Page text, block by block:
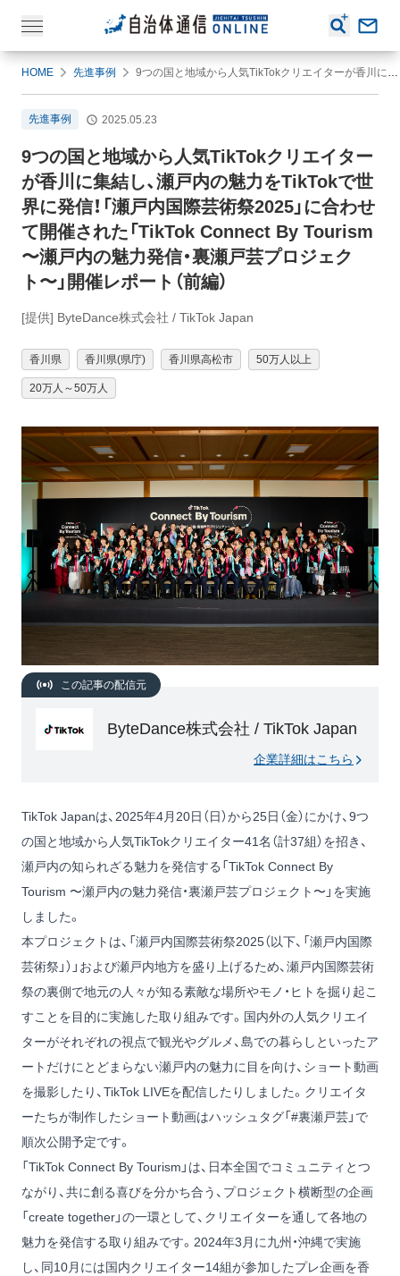
HOME 先進事例 9つの国と地域から人気TikTokクリエイターが香川に集結し、瀬戸内の魅力をTikTokで世界に発信！「瀬戸内国際芸術祭2025」に合わせて開催された「TikTok Connect By Tourism 〜瀬戸内の魅力発信・裏瀬戸芸プロジェクト〜」開催レポート（前編）
先進事例 2025.05.23
9つの国と地域から人気TikTokクリエイター
が香川に集結し、瀬戸内の魅力をTikTokで世
界に発信！「瀬戸内国際芸術祭2025」に合わせ
て開催された「TikTok Connect By Tourism
〜瀬戸内の魅力発信・裏瀬戸芸プロジェク
ト〜」開催レポート（前編）
[提供] ByteDance株式会社 / TikTok Japan
香川県 香川県(県庁) 香川県高松市 50万人以上
20万人～50万人
この記事の配信元
ByteDance株式会社 / TikTok Japan
企業詳細はこちら
TikTok Japanは、2025年4月20日（日）から25日（金）にかけ、9つ
の国と地域から人気TikTokクリエイター41名（計37組）を招き、
瀬戸内の知られざる魅力を発信する「TikTok Connect By
Tourism 〜瀬戸内の魅力発信・裏瀬戸芸プロジェクト〜」を実施
しました。
本プロジェクトは、「瀬戸内国際芸術祭2025（以下、「瀬戸内国際
芸術祭」）」および瀬戸内地方を盛り上げるため、瀬戸内国際芸術
祭の裏側で地元の人々が知る素敵な場所やモノ・ヒトを掘り起こ
すことを目的に実施した取り組みです。国内外の人気クリエイ
ターがそれぞれの視点で観光やグルメ、島での暮らしといったア
ートだけにとどまらない瀬戸内の魅力に目を向け、ショート動画
を撮影したり、TikTok LIVEを配信したりしました。クリエイタ
ーたちが制作したショート動画はハッシュタグ「 #裏瀬戸芸」で
順次公開予定です。
「TikTok Connect By Tourism」は、日本全国でコミュニティとつ
ながり、共に創る喜びを分かち合う、プロジェクト横断型の企画
「create together」の一環として、クリエイターを通して各地の
魅力を発信する取り組みです。2024年3月に九州・沖縄で実施
し、同10月には国内クリエイター14組が参加したプレ企画を香